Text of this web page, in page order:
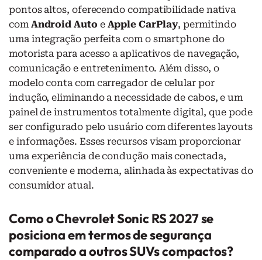
pontos altos, oferecendo compatibilidade nativa
com Android Auto e Apple CarPlay, permitindo
uma integração perfeita com o smartphone do
motorista para acesso a aplicativos de navegação,
comunicação e entretenimento. Além disso, o
modelo conta com carregador de celular por
indução, eliminando a necessidade de cabos, e um
painel de instrumentos totalmente digital, que pode
ser configurado pelo usuário com diferentes layouts
e informações. Esses recursos visam proporcionar
uma experiência de condução mais conectada,
conveniente e moderna, alinhada às expectativas do
consumidor atual.
Como o Chevrolet Sonic RS 2027 se
posiciona em termos de segurança
comparado a outros SUVs compactos?